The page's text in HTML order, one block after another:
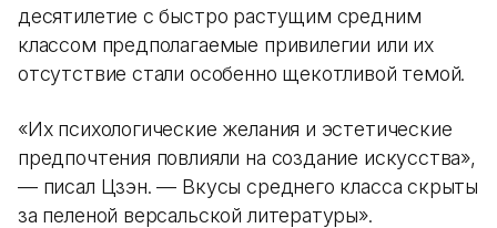
десятилетие с быстро растущим средним
классом предполагаемые привилегии или их
отсутствие стали особенно щекотливой темой.
«Их психологические желания и эстетические
предпочтения повлияли на создание искусства»,
— писал Цзэн. — Вкусы среднего класса скрыты
за пеленой версальской литературы».